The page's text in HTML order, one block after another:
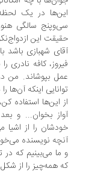
در یک لحظه نهایی
سالگی هنوز
این ازدواج‌نکردن،
شهبازی باشد با
کافه نادری را
بپوشاند. من در هجوم
اینکه آن‌ها را در
این‌ها استفاده کن، این
بخوان... و بعد، با
را از اشیا
نویسنده می‌خواهد
می‌بینیم که در تمام
همه‌چیز را از شکل